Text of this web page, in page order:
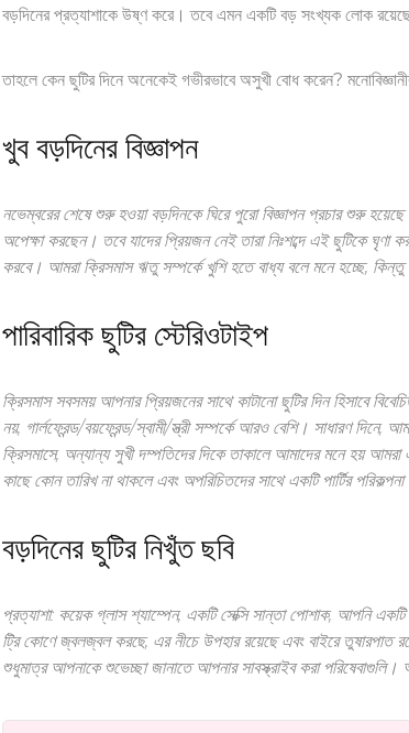
বড়দিনের প্রত্যাশাকে উষ্ণ করে। তবে এমন একটি বড় সংখ্যক লোক রয়েছে
তাহলে কেন ছুটির দিনে অনেকেই গভীরভাবে অসুখী বোধ করেন?
খুব বড়দিনের বিজ্ঞাপন
নভেম্বরের শেষে শুরু হওয়া বড়দিনকে ঘিরে পুরো বিজ্ঞাপন প্রচার শুরু
অপেক্ষা করছেন। তবে যাদের প্রিয়জন নেই তারা নিঃশব্দে এই ছুটিকে
করবে। আমরা ক্রিসমাস ঋতু সম্পর্কে খুশি হতে বাধ্য বলে মনে হচ্ছে,
পারিবারিক ছুটির স্টেরিওটাইপ
ক্রিসমাস সবসময় আপনার প্রিয়জনের সাথে কাটানো ছুটির দিন হিসাবে
নয়, গার্লফ্রেন্ড/বয়ফ্রেন্ড/স্বামী/স্ত্রী সম্পর্কে আরও বেশি। সাধারণ দিনে,
ক্রিসমাসে, অন্যান্য সুখী দম্পতিদের দিকে তাকালে আমাদের মনে হয়
কাছে কোন তারিখ না থাকলে এবং অপরিচিতদের সাথে একটি পার্টির
বড়দিনের ছুটির নিখুঁত ছবি
প্রত্যাশা: কয়েক গ্লাস শ্যাম্পেন, একটি সেক্সি সান্তা পোশাক, আপনি
ট্রি কোণে জ্বলজ্বল করছে, এর নীচে উপহার রয়েছে এবং বাইরে তুষারপাত
শুধুমাত্র আপনাকে শুভেচ্ছা জানাতে আপনার সাবস্ক্রাইব করা